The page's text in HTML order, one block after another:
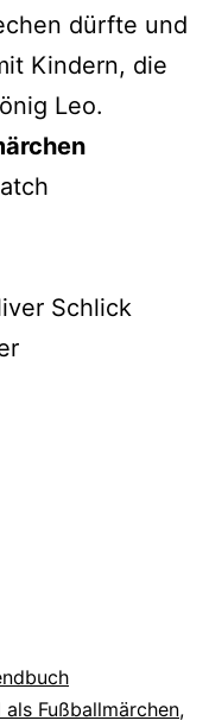
dürf­te und
Kindern, die
Leo.
Schlick
Fußballmärchen,